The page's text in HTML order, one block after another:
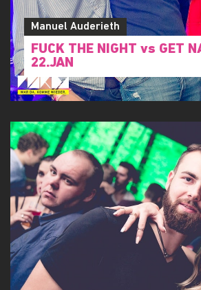
Manuel Auderieth
FUCK THE NIGHT vs GET
22.JAN